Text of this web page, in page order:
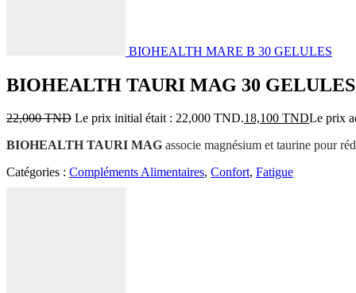
BIOHEALTH MARE B 30 GELULES
BIOHEALTH TAURI MAG 30 GELULES
22,000TND Le prix initial était : 22,000 TND.18,100 TNDLe prix
BIOHEALTH TAURI MAG associe magnésium et taurine pour
Catégories : Compléments Alimentaires, Confort, Fatigue